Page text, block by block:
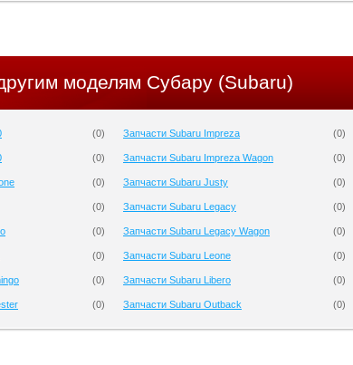
моделям Субару (Subaru)
(0)
(0)
(0)
(0)
(0)
(0)
(0)
(0)
Запчасти Subaru Impreza (0)
Запчасти Subaru Impreza Wagon (0)
Запчасти Subaru Justy (0)
Запчасти Subaru Legacy (0)
Запчасти Subaru Legacy Wagon (0)
Запчасти Subaru Leone (0)
Запчасти Subaru Libero (0)
Запчасти Subaru Outback (0)